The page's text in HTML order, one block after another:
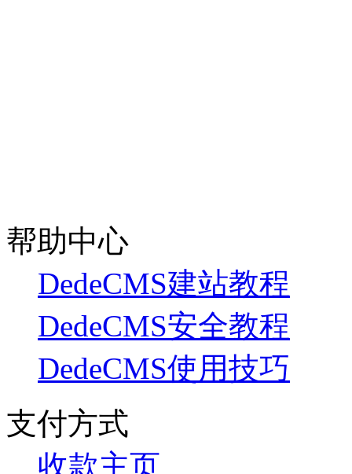
帮助中心
DedeCMS建站教程
DedeCMS安全教程
DedeCMS使用技巧
支付方式
收款主页